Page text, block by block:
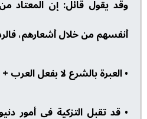
وقد يقول قائل: إن المعتاد
أنفسهم من خلال أشعارهم،
• العبرة بالشرع لا بفعل العرب
• قد تقبل التزكية في أمور